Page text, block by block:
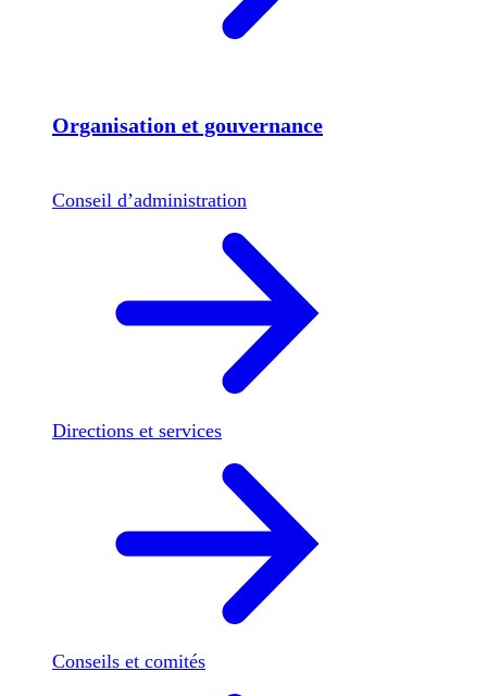
Organisation et gouvernance
Conseil d’administration
Directions et services
Conseils et comités